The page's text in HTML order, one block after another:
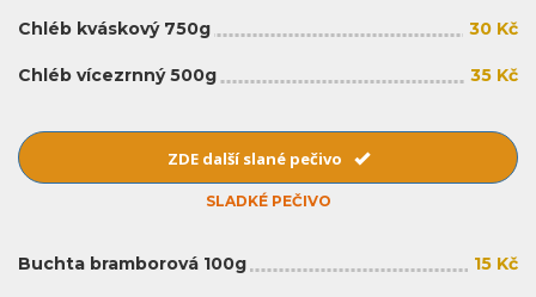
Chléb kváskový 750g 30 Kč
Chléb vícezrnný 500g 35 Kč
ZDE další slané pečivo
SLADKÉ PEČIVO
Buchta bramborová 100g 15 Kč